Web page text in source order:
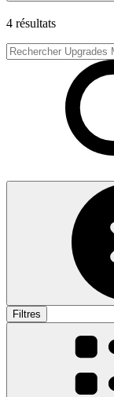
4 résultats
Filtres